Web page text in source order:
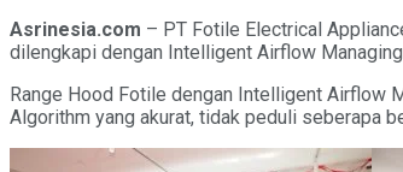
Asrinesia.com – PT Fotile Electrical
dilengkapi dengan Intelligent Airflow
Range Hood Fotile dengan Intelligent Airflow
Algorithm yang akurat, tidak peduli seberapa